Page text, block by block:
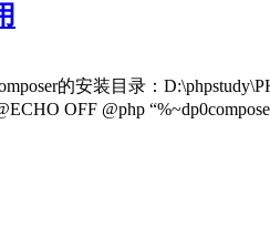
的安装目录：
OFF @php